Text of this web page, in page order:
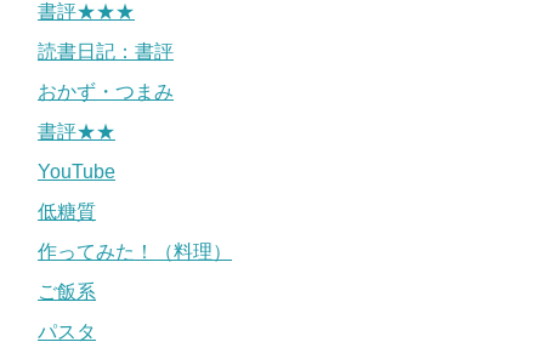
書評★★★
読書日記：書評
おかず・つまみ
書評★★
YouTube
低糖質
作ってみた！（料理）
ご飯系
パスタ